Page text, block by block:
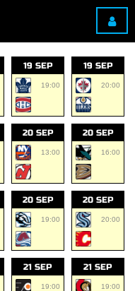
19 SEP
19:00
19 SEP
20:00
20 SEP
13:00
20 SEP
16:00
20 SEP
19:00
20 SEP
20:00
21 SEP
19:00
21 SEP
19:00